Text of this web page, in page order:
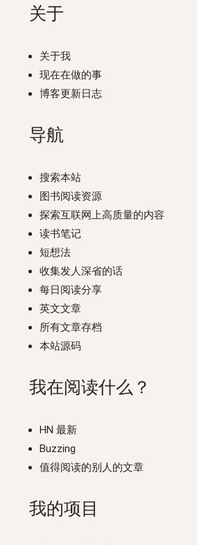
关于
关于我
现在在做的事
博客更新日志
导航
搜索本站
图书阅读资源
探索互联网上高质量的内容
读书笔记
短想法
收集发人深省的话
每日阅读分享
英文文章
所有文章存档
本站源码
我在阅读什么？
HN 最新
Buzzing
值得阅读的别人的文章
我的项目